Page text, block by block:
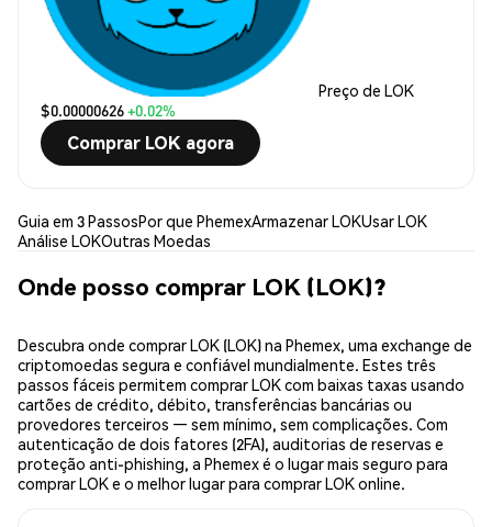
Preço de LOK
$0.00000626+0.02%
Comprar LOK agora
Guia em 3 PassosPor que PhemexArmazenar LOKUsar LOK
Análise LOKOutras Moedas
Onde posso comprar LOK (LOK)?
Descubra onde comprar LOK (LOK) na Phemex, uma exchange de
criptomoedas segura e confiável mundialmente. Estes três
passos fáceis permitem comprar LOK com baixas taxas usando
cartões de crédito, débito, transferências bancárias ou
provedores terceiros — sem mínimo, sem complicações. Com
autenticação de dois fatores (2FA), auditorias de reservas e
proteção anti-phishing, a Phemex é o lugar mais seguro para
comprar LOK e o melhor lugar para comprar LOK online.